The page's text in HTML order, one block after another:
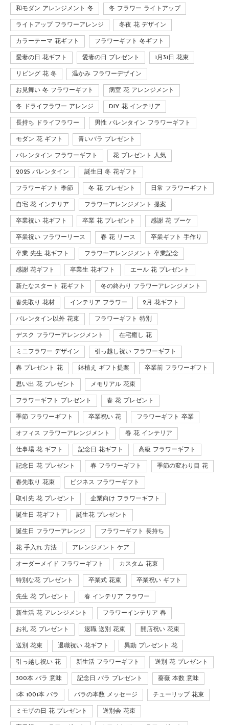
和モダン アレンジメント 冬 冬 フラワー ライトアップ
ライトアップ フラワーアレンジ 冬夜 花 デザイン
カラーテーマ 花ギフト フラワーギフト 冬ギフト
愛妻の日 花ギフト 愛妻の日 プレゼント 1月31日 花束
リビング 花 冬 温かみ フラワーデザイン
お見舞い 冬 フラワーギフト 病室 花 アレンジメント
冬 ドライフラワー アレンジ DIY 花 インテリア
長持ち ドライフラワー 男性 バレンタイン フラワーギフト
モダン 花 ギフト 青いバラ プレゼント
バレンタイン フラワーギフト 花 プレゼント 人気
2025 バレンタイン 誕生日 冬 花ギフト
フラワーギフト 季節 冬 花 プレゼント 日常 フラワーギフト
自宅 花 インテリア フラワーアレンジメント 提案
卒業祝い 花ギフト 卒業 花 プレゼント 感謝 花 ブーケ
卒業祝い フラワーリース 春 花 リース 卒業ギフト 手作り
卒業 先生 花ギフト フラワーアレンジメント 卒業記念
感謝 花ギフト 卒業生 花ギフト エール 花 プレゼント
新たなスタート 花ギフト 冬の終わり フラワーアレンジメント
春先取り 花材 インテリア フラワー 2月 花ギフト
バレンタイン以外 花束 フラワーギフト 特別
デスク フラワーアレンジメント 在宅癒し 花
ミニフラワー デザイン 引っ越し祝い フラワーギフト
春 プレゼント 花 鉢植え ギフト提案 卒業前 フラワーギフト
思い出 花 プレゼント メモリアル 花束
フラワーギフト プレゼント 春 花 プレゼント
季節 フラワーギフト 卒業祝い 花 フラワーギフト 卒業
オフィス フラワーアレンジメント 春 花 インテリア
仕事場 花 ギフト 記念日 花ギフト 高級 フラワーギフト
記念日 花 プレゼント 春 フラワーギフト 季節の変わり目 花
春先取り 花束 ビジネス フラワーギフト
取引先 花 プレゼント 企業向け フラワーギフト
誕生日 花ギフト 誕生花 プレゼント
誕生日 フラワーアレンジ フラワーギフト 長持ち
花 手入れ 方法 アレンジメント ケア
オーダーメイド フラワーギフト カスタム 花束
特別な花 プレゼント 卒業式 花束 卒業祝い ギフト
先生 花 プレゼント 春 インテリア フラワー
新生活 花 アレンジメント フラワーインテリア 春
お礼 花 プレゼント 退職 送別 花束 開店祝い 花束
送別 花束 退職祝い 花ギフト 異動 プレゼント 花
引っ越し祝い 花 新生活 フラワーギフト 送別 花 プレゼント
300本 バラ 意味 記念日 バラ プレゼント 薔薇 本数 意味
1本 1001本 バラ バラの本数 メッセージ チューリップ 花束
ミモザの日 花 プレゼント 送別会 花束